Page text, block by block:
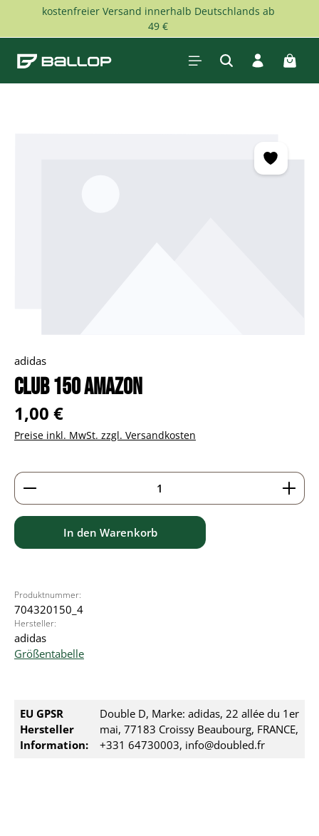
Zum Hauptinhalt springen
kostenfreier Versand innerhalb Deutschlands ab
49 €
adidas
Club 150 Amazon
Regulärer Preis:
1,00 €
Preise inkl. MwSt. zzgl. Versandkosten
Produkt Anzahl: Gib den gewünschten Wert ein
In den Warenkorb
Produktnummer:
704320150_4
Hersteller:
adidas
Größentabelle
EU GPSR
Hersteller
Information:
Double D, Marke: adidas, 22 allée du 1er
mai, 77183 Croissy Beaubourg, FRANCE,
+331 64730003, info@doubled.fr